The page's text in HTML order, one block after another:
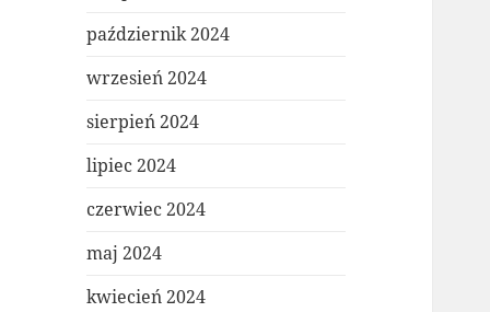
październik 2024
wrzesień 2024
sierpień 2024
lipiec 2024
czerwiec 2024
maj 2024
kwiecień 2024